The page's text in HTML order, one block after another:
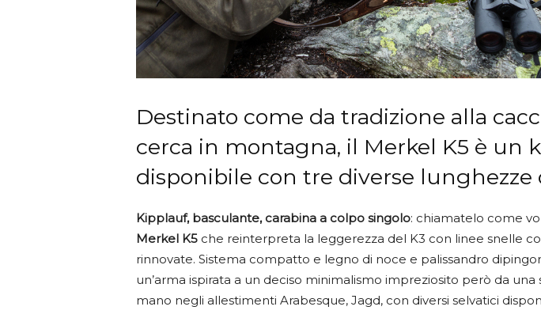
Destinato come da tradizione alla
cerca in montagna, il Merkel K5 è un
disponibile con tre diverse lunghezze
Kipplauf, basculante, carabina a colpo singolo: chiamatelo come
Merkel K5 che reinterpreta la leggerezza del K3 con linee snelle
rinnovate. Sistema compatto e legno di noce e palissandro
un’arma ispirata a un deciso minimalismo impreziosito però da una
mano negli allestimenti Arabesque, Jagd, con diversi selvatici